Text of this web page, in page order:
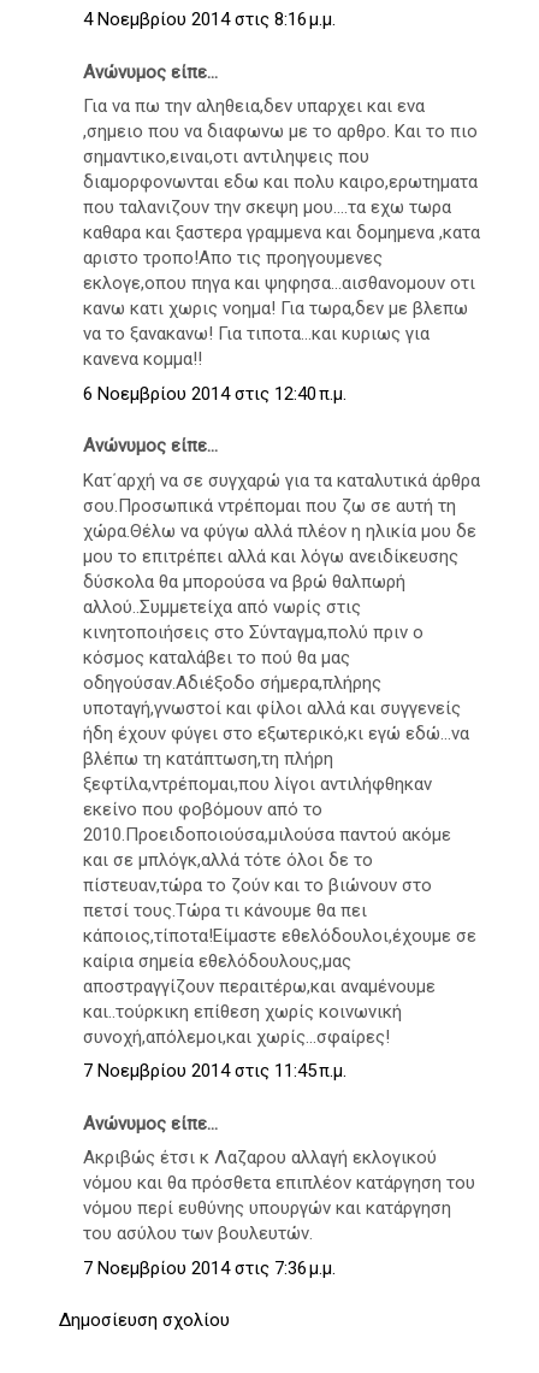
4 Νοεμβρίου 2014 στις 8:16 μ.μ.
Ανώνυμος είπε...
Για να πω την αληθεια,δεν υπαρχει και ενα
,σημειο που να διαφωνω με το αρθρο. Και το πιο
σημαντικο,ειναι,οτι αντιληψεις που
διαμορφονωνται εδω και πολυ καιρο,ερωτηματα
που ταλανιζουν την σκεψη μου....τα εχω τωρα
καθαρα και ξαστερα γραμμενα και δομημενα ,κατα
αριστο τροπο!Απο τις προηγουμενες
εκλογε,οπου πηγα και ψηφησα...αισθανομουν οτι
κανω κατι χωρις νοημα! Για τωρα,δεν με βλεπω
να το ξανακανω! Για τιποτα...και κυριως για
κανενα κομμα!!
6 Νοεμβρίου 2014 στις 12:40 π.μ.
Ανώνυμος είπε...
Κατ΄αρχή να σε συγχαρώ για τα καταλυτικά άρθρα
σου.Προσωπικά ντρέπομαι που ζω σε αυτή τη
χώρα.Θέλω να φύγω αλλά πλέον η ηλικία μου δε
μου το επιτρέπει αλλά και λόγω ανειδίκευσης
δύσκολα θα μπορούσα να βρώ θαλπωρή
αλλού..Συμμετείχα από νωρίς στις
κινητοποιήσεις στο Σύνταγμα,πολύ πριν ο
κόσμος καταλάβει το πού θα μας
οδηγούσαν.Αδιέξοδο σήμερα,πλήρης
υποταγή,γνωστοί και φίλοι αλλά και συγγενείς
ήδη έχουν φύγει στο εξωτερικό,κι εγώ εδώ...να
βλέπω τη κατάπτωση,τη πλήρη
ξεφτίλα,ντρέπομαι,που λίγοι αντιλήφθηκαν
εκείνο που φοβόμουν από το
2010.Προειδοποιούσα,μιλούσα παντού ακόμε
και σε μπλόγκ,αλλά τότε όλοι δε το
πίστευαν,τώρα το ζούν και το βιώνουν στο
πετσί τους.Τώρα τι κάνουμε θα πει
κάποιος,τίποτα!Είμαστε εθελόδουλοι,έχουμε σε
καίρια σημεία εθελόδουλους,μας
αποστραγγίζουν περαιτέρω,και αναμένουμε
και..τούρκικη επίθεση χωρίς κοινωνική
συνοχή,απόλεμοι,και χωρίς...σφαίρες!
7 Νοεμβρίου 2014 στις 11:45 π.μ.
Ανώνυμος είπε...
Ακριβώς έτσι κ Λαζαρου αλλαγή εκλογικού
νόμου και θα πρόσθετα επιπλέον κατάργηση του
νόμου περί ευθύνης υπουργών και κατάργηση
του ασύλου των βουλευτών.
7 Νοεμβρίου 2014 στις 7:36 μ.μ.
Δημοσίευση σχολίου